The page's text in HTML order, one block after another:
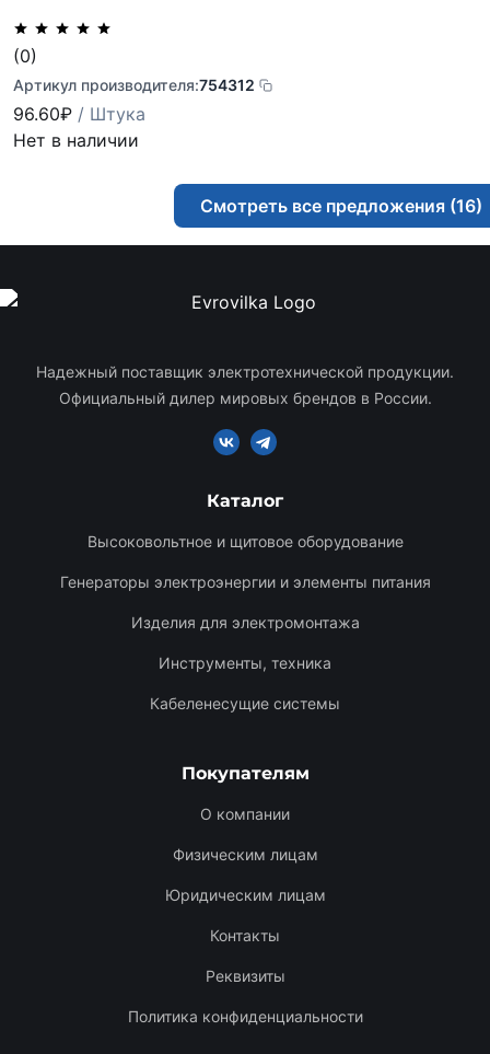
(0)
Артикул производителя:754312
96.60₽ / Штука
Нет в наличии
Смотреть все предложения (16)
Надежный поставщик электротехнической продукции.
Официальный дилер мировых брендов в России.
Каталог
Высоковольтное и щитовое оборудование
Генераторы электроэнергии и элементы питания
Изделия для электромонтажа
Инструменты, техника
Кабеленесущие системы
Покупателям
О компании
Физическим лицам
Юридическим лицам
Контакты
Реквизиты
Политика конфиденциальности